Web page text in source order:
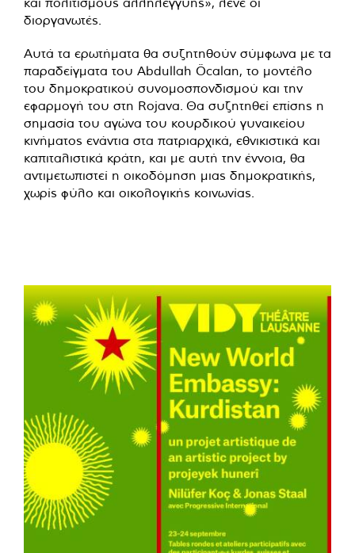
διοργανωτές.
Αυτά τα ερωτήματα θα συζητηθούν σύμφωνα με τα
παραδείγματα του Abdullah Öcalan, το μοντέλο
του δημοκρατικού συνομοσπονδισμού και την
εφαρμογή του στη Rojava. Θα συζητηθεί επίσης η
σημασία του αγώνα του κουρδικού γυναικείου
κινήματος ενάντια στα πατριαρχικά, εθνικιστικά και
καπιταλιστικά κράτη, και με αυτή την έννοια, θα
αντιμετωπιστεί η οικοδόμηση μιας δημοκρατικής,
χωρίς φύλο και οικολογικής κοινωνίας.